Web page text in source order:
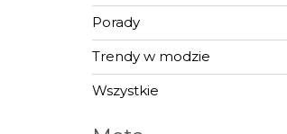
Porady
Trendy w modzie
Wszystkie